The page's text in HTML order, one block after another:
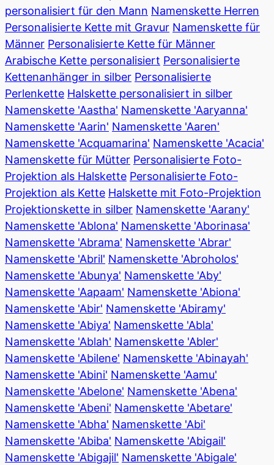
personalisiert für den Mann Namenskette Herren
Personalisierte Kette mit Gravur Namenskette für
Männer Personalisierte Kette für Männer
Arabische Kette personalisiert Personalisierte
Kettenanhänger in silber Personalisierte
Perlenkette Halskette personalisiert in silber
Namenskette 'Aastha' Namenskette 'Aaryanna'
Namenskette 'Aarin' Namenskette 'Aaren'
Namenskette 'Acquamarina' Namenskette 'Acacia'
Namenskette für Mütter Personalisierte Foto-
Projektion als Halskette Personalisierte Foto-
Projektion als Kette Halskette mit Foto-Projektion
Projektionskette in silber Namenskette 'Aarany'
Namenskette 'Ablona' Namenskette 'Aborinasa'
Namenskette 'Abrama' Namenskette 'Abrar'
Namenskette 'Abril' Namenskette 'Abroholos'
Namenskette 'Abunya' Namenskette 'Aby'
Namenskette 'Aapaam' Namenskette 'Abiona'
Namenskette 'Abir' Namenskette 'Abiramy'
Namenskette 'Abiya' Namenskette 'Abla'
Namenskette 'Ablah' Namenskette 'Abler'
Namenskette 'Abilene' Namenskette 'Abinayah'
Namenskette 'Abini' Namenskette 'Aamu'
Namenskette 'Abelone' Namenskette 'Abena'
Namenskette 'Abeni' Namenskette 'Abetare'
Namenskette 'Abha' Namenskette 'Abi'
Namenskette 'Abiba' Namenskette 'Abigail'
Namenskette 'Abigajil' Namenskette 'Abigale'